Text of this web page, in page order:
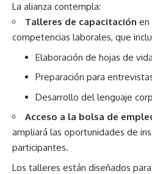
La alianza contempla:
Talleres de capacitación en
competencias laborales, que
Elaboración de hojas de vida
Preparación para
Desarrollo del lenguaje
Acceso a la bolsa de
ampliará las oportunidades de
participantes.
Los talleres están diseñados